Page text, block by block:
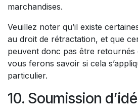
marchandises.
Veuillez noter qu’il existe
au droit de rétractation, et que
peuvent donc pas être retournés
vous ferons savoir si cela
particulier.
10. Soumission